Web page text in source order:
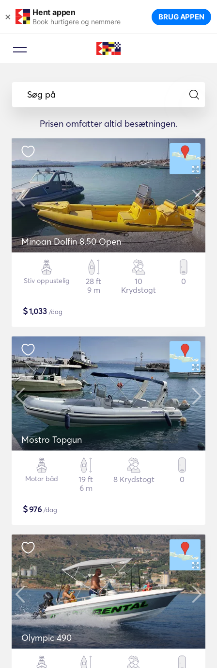
× Hent appen
Book hurtigere og nemmere BRUG APPEN
Søg på
Prisen omfatter altid besætningen.
Minoan Dolfin 8.50 Open
Stiv oppustelig
28 ft
9 m
10
Krydstogt
0
$1,033 /dag
Mostro Topgun
Motor båd
19 ft
6 m
8 Krydstogt 0
$976 /dag
Olympic 490